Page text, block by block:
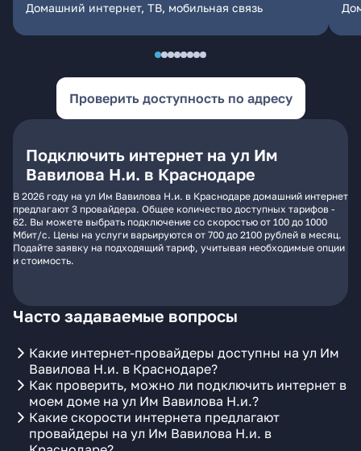
Домашний интернет, ТВ, мобильная связь
Проверить доступность по адресу
Подключить интернет на ул Им
Вавилова Н.и. в Краснодаре
В 2026 году на ул Им Вавилова Н.и. в Краснодаре домашний интернет
предлагают 3 провайдера. Общее количество доступных тарифов -
62. Вы можете выбрать подключение со скоростью от 100 до 1000
Мбит/с. Цены на услуги варьируются от 700 до 2100 рублей в месяц.
Подайте заявку на подходящий тариф, учитывая необходимые опции
и стоимость.
Часто задаваемые вопросы
Какие интернет-провайдеры доступны на ул Им
Вавилова Н.и. в Краснодаре?
Как проверить, можно ли подключить интернет в
моем доме на ул Им Вавилова Н.и.?
Какие скорости интернета предлагают
провайдеры на ул Им Вавилова Н.и. в